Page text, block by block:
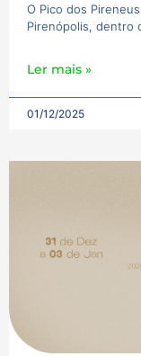
O Pico dos
Pirenópolis, dentro
Ler mais »
01/12/2025